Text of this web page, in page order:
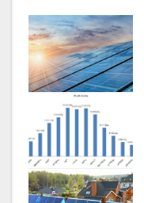
я
п
о
а
п